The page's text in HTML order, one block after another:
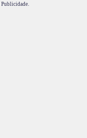
Publicidade.